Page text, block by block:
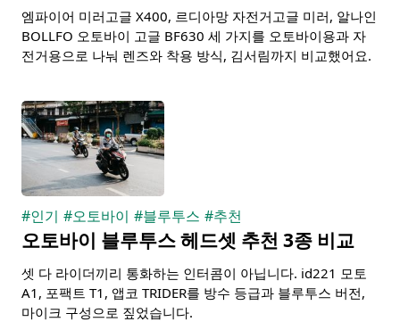
엠파이어 미러고글 X400, 르디아망 자전거고글 미러, 알나인
BOLLFO 오토바이 고글 BF630 세 가지를 오토바이용과 자
전거용으로 나눠 렌즈와 착용 방식, 김서림까지 비교했어요.
#인기 #오토바이 #블루투스 #추천
오토바이 블루투스 헤드셋 추천 3종 비교
셋 다 라이더끼리 통화하는 인터콤이 아닙니다. id221 모토
A1, 포팩트 T1, 앱코 TRIDER를 방수 등급과 블루투스 버전,
마이크 구성으로 짚었습니다.